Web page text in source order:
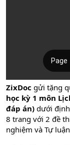
ZixDoc gửi tặng
học kỳ 1 môn
đáp án) dưới
8 trang với 2 đề
nghiệm và Tự